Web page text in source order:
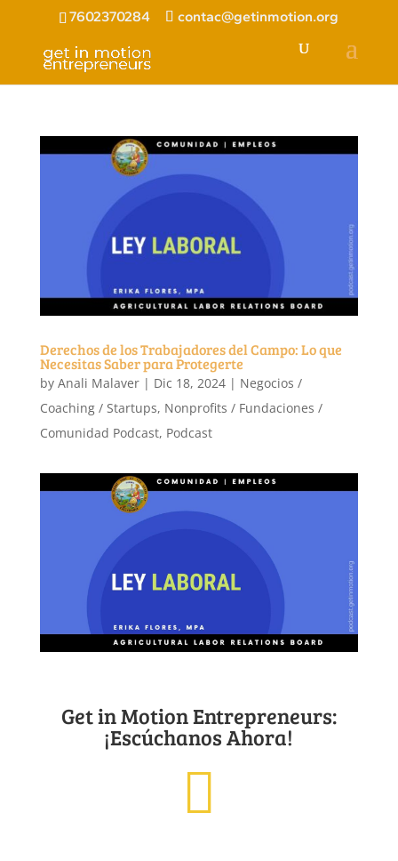
7602370284 contac@getinmotion.org
Derechos de los Trabajadores del Campo: Lo que
Necesitas Saber para Protegerte
by Anali Malaver| Dic 18, 2024| Negocios /
Coaching / Startups, Nonprofits / Fundaciones /
Comunidad Podcast, Podcast
Get in Motion Entrepreneurs:
¡Escúchanos Ahora!